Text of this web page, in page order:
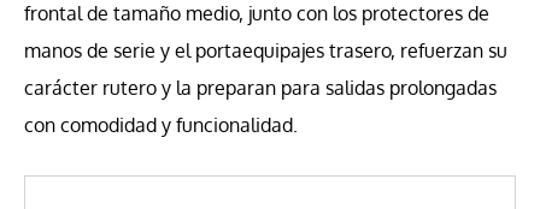
frontal de tamaño medio, junto con los protectores de
manos de serie y el portaequipajes trasero, refuerzan su
carácter rutero y la preparan para salidas prolongadas
con comodidad y funcionalidad.